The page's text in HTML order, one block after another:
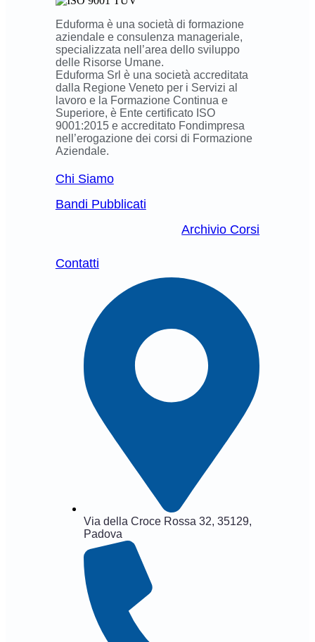
Eduforma è una società di formazione
aziendale e consulenza manageriale,
specializzata nell’area dello sviluppo
delle Risorse Umane.
Eduforma Srl è una società accreditata
dalla Regione Veneto per i Servizi al
lavoro e la Formazione Continua e
Superiore, è Ente certificato ISO
9001:2015 e accreditato Fondimpresa
nell’erogazione dei corsi di Formazione
Aziendale.
Chi Siamo
Bandi Pubblicati
Archivio Corsi
Contatti
Via della Croce Rossa 32, 35129,
Padova